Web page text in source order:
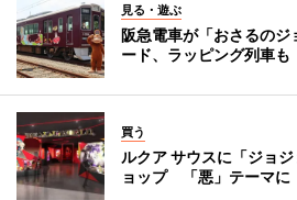
見る・遊ぶ
阪急電車が「おさるの
ード、ラッピング列車も
買う
ルクア サウスに「ジョ
ョップ 「悪」テーマに